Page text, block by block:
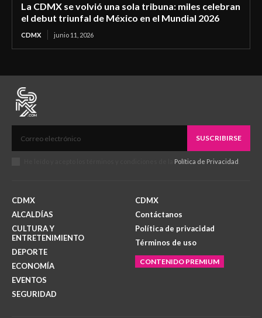
La CDMX se volvió una sola tribuna: miles celebran
el debut triunfal de México en el Mundial 2026
CDMX junio 11, 2026
SUSCRIBIRSE
Política de Privacidad
CDMX
ALCALDÍAS
CULTURA Y
ENTRETENIMIENTO
DEPORTE
ECONOMÍA
EVENTOS
SEGURIDAD
CDMX
Contáctanos
Política de privacidad
Términos de uso
CONTENIDO PREMIUM